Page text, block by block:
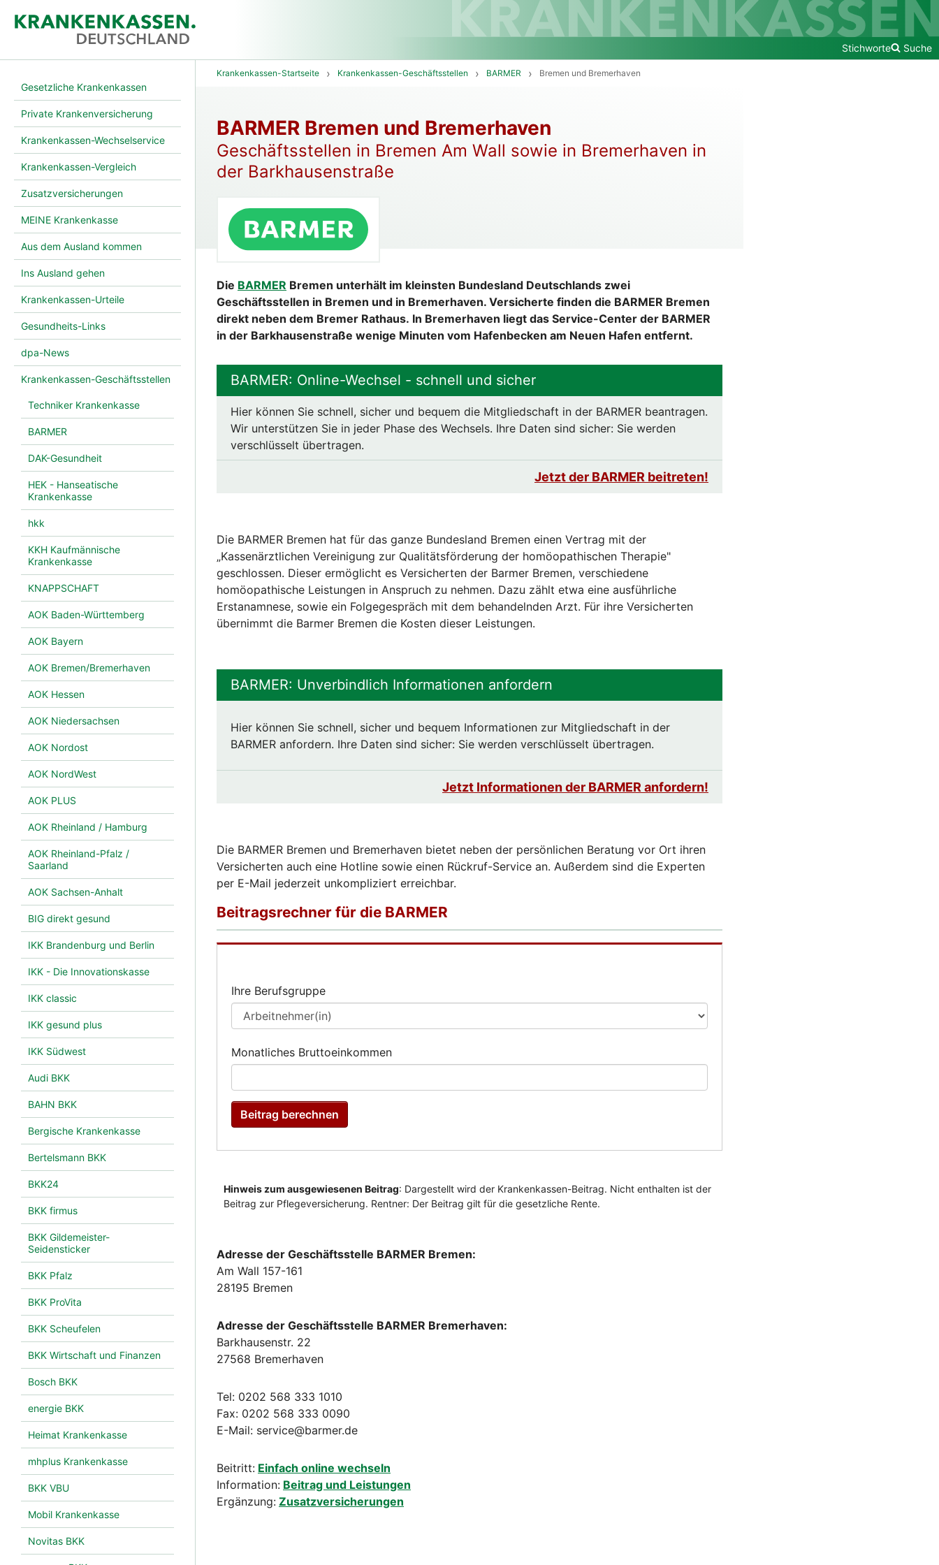
Stichworte Suche
Gesetzliche Krankenkassen
Private Krankenversicherung
Krankenkassen-Wechselservice
Krankenkassen-Vergleich
Zusatzversicherungen
MEINE Krankenkasse
Aus dem Ausland kommen
Ins Ausland gehen
Krankenkassen-Urteile
Gesundheits-Links
dpa-News
Krankenkassen-Geschäftsstellen
Techniker Krankenkasse
BARMER
DAK-Gesundheit
HEK - Hanseatische
Krankenkasse
hkk
KKH Kaufmännische
Krankenkasse
KNAPPSCHAFT
AOK Baden-Württemberg
AOK Bayern
AOK Bremen/Bremerhaven
AOK Hessen
AOK Niedersachsen
AOK Nordost
AOK NordWest
AOK PLUS
AOK Rheinland / Hamburg
AOK Rheinland-Pfalz /
Saarland
AOK Sachsen-Anhalt
BIG direkt gesund
IKK Brandenburg und Berlin
IKK - Die Innovationskasse
IKK classic
IKK gesund plus
IKK Südwest
Audi BKK
BAHN BKK
Bergische Krankenkasse
Bertelsmann BKK
BKK24
BKK firmus
BKK Gildemeister-
Seidensticker
BKK Pfalz
BKK ProVita
BKK Scheufelen
BKK Wirtschaft und Finanzen
Bosch BKK
energie BKK
Heimat Krankenkasse
mhplus Krankenkasse
BKK VBU
Mobil Krankenkasse
Novitas BKK
Krankenkassen-Startseite Krankenkassen-Geschäftsstellen BARMER Bremen und Bremerhaven
BARMER Bremen und Bremerhaven
Geschäftsstellen in Bremen Am Wall sowie in Bremerhaven in
der Barkhausenstraße
Die BARMER Bremen unterhält im kleinsten Bundesland Deutschlands zwei
Geschäftsstellen in Bremen und in Bremerhaven. Versicherte finden die BARMER Bremen
direkt neben dem Bremer Rathaus. In Bremerhaven liegt das Service-Center der BARMER
in der Barkhausenstraße wenige Minuten vom Hafenbecken am Neuen Hafen entfernt.
BARMER: Online-Wechsel - schnell und sicher
Hier können Sie schnell, sicher und bequem die Mitgliedschaft in der BARMER beantragen.
Wir unterstützen Sie in jeder Phase des Wechsels. Ihre Daten sind sicher: Sie werden
verschlüsselt übertragen.
Jetzt der BARMER beitreten!
Die BARMER Bremen hat für das ganze Bundesland Bremen einen Vertrag mit der
„Kassenärztlichen Vereinigung zur Qualitätsförderung der homöopathischen Therapie"
geschlossen. Dieser ermöglicht es Versicherten der Barmer Bremen, verschiedene
homöopathische Leistungen in Anspruch zu nehmen. Dazu zählt etwa eine ausführliche
Erstanamnese, sowie ein Folgegespräch mit dem behandelnden Arzt. Für ihre Versicherten
übernimmt die Barmer Bremen die Kosten dieser Leistungen.
BARMER: Unverbindlich Informationen anfordern
Hier können Sie schnell, sicher und bequem Informationen zur Mitgliedschaft in der
BARMER anfordern. Ihre Daten sind sicher: Sie werden verschlüsselt übertragen.
Jetzt Informationen der BARMER anfordern!
Die BARMER Bremen und Bremerhaven bietet neben der persönlichen Beratung vor Ort ihren
Versicherten auch eine Hotline sowie einen Rückruf-Service an. Außerdem sind die Experten
per E-Mail jederzeit unkompliziert erreichbar.
Adresse der Geschäftsstelle BARMER Bremen:
Am Wall 157-161
28195 Bremen
Adresse der Geschäftsstelle BARMER Bremerhaven:
Barkhausenstr. 22
27568 Bremerhaven
Tel: 0202 568 333 1010
Fax: 0202 568 333 0090
E-Mail: service@barmer.de
Beitritt: Einfach online wechseln
Information: Beitrag und Leistungen
Ergänzung: Zusatzversicherungen